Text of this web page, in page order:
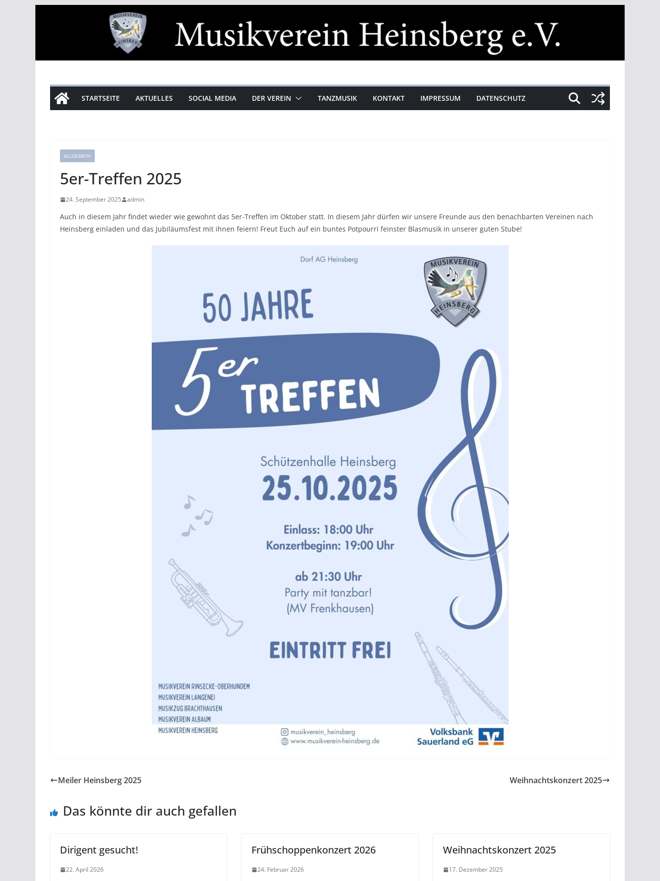
STARTSEITE AKTUELLES SOCIAL MEDIA DER VEREIN TANZMUSIK KONTAKT IMPRESSUM DATENSCHUTZ
ALLGEMEIN
5er-Treffen 2025
24. September 2025 admin
Auch in diesem Jahr findet wieder wie gewohnt das 5er-Treffen im Oktober statt. In diesem Jahr dürfen wir unsere Freunde aus den benachbarten Vereinen nach
Heinsberg einladen und das Jubiläumsfest mit ihnen feiern! Freut Euch auf ein buntes Potpourri feinster Blasmusik in unserer guten Stube!
Meiler Heinsberg 2025 Weihnachtskonzert 2025
Das könnte dir auch gefallen
Dirigent gesucht!
22. April 2026
Frühschoppenkonzert 2026
24. Februar 2026
Weihnachtskonzert 2025
17. Dezember 2025